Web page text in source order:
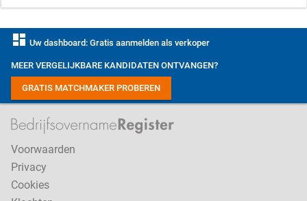
dashboard Uw dashboard: Gratis aanmelden als verkoper
MEER VERGELIJKBARE KANDIDATEN ONTVANGEN?
GRATIS MATCHMAKER PROBEREN
Voorwaarden
Privacy
Cookies